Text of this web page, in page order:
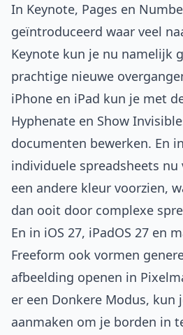
In Keynote, Pages en
geïntroduceerd waar veel
Keynote kun je nu namelijk
prachtige nieuwe
iPhone en iPad kun je met
Hyphenate en Show
documenten bewerken. En
individuele spreadsheets nu
een andere kleur voorzien,
dan ooit door complexe
En in iOS 27, iPadOS 27 en
Freeform ook vormen
afbeelding openen in
er een Donkere Modus, kun
aanmaken om je borden in